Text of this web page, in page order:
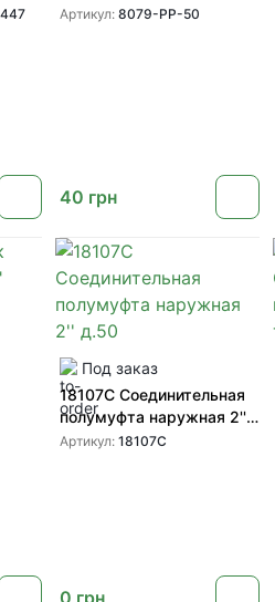
Артикул: 8079-PP-50
40 грн
Под заказ
18107C Соединительная
полумуфта наружная 2''
д.50
Артикул: 18107C